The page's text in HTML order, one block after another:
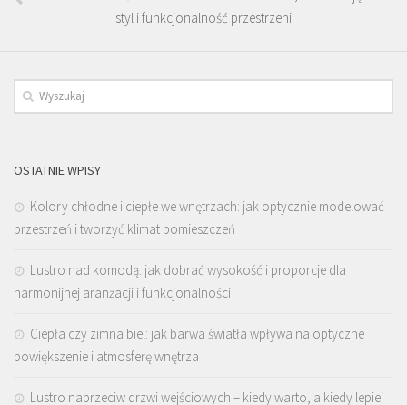
styl i funkcjonalność przestrzeni
OSTATNIE WPISY
Kolory chłodne i ciepłe we wnętrzach: jak optycznie modelować
przestrzeń i tworzyć klimat pomieszczeń
Lustro nad komodą: jak dobrać wysokość i proporcje dla
harmonijnej aranżacji i funkcjonalności
Ciepła czy zimna biel: jak barwa światła wpływa na optyczne
powiększenie i atmosferę wnętrza
Lustro naprzeciw drzwi wejściowych – kiedy warto, a kiedy lepiej